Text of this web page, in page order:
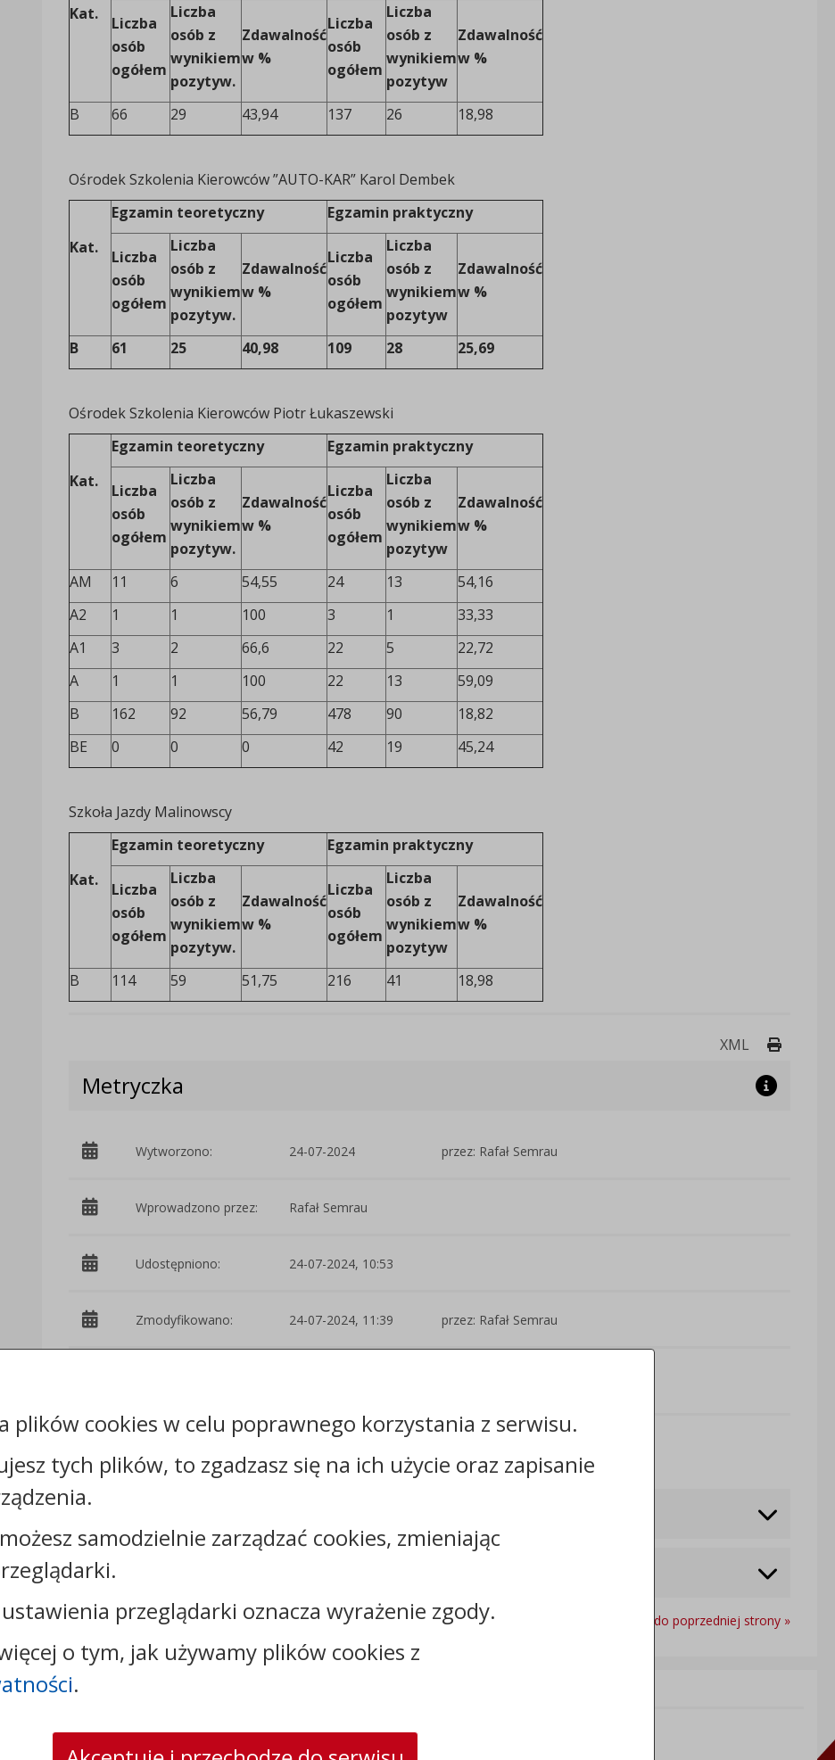
Kat.
Liczba
osób
ogółem
Liczba
osób z
wynikiem
pozytyw.
Zdawalność
w %
Liczba
osób
ogółem
Liczba
osób z
wynikiem
pozytyw
Zdawalność
w %
B 66 29 43,94 137 26 18,98
Ośrodek Szkolenia Kierowców ”AUTO-KAR” Karol Dembek
Kat.
Egzamin teoretyczny Egzamin praktyczny
Liczba
osób
ogółem
Liczba
osób z
wynikiem
pozytyw.
Zdawalność
w %
Liczba
osób
ogółem
Liczba
osób z
wynikiem
pozytyw
Zdawalność
w %
B 61 25 40,98 109 28 25,69
Ośrodek Szkolenia Kierowców Piotr Łukaszewski
Kat.
Egzamin teoretyczny Egzamin praktyczny
Liczba
osób
ogółem
Liczba
osób z
wynikiem
pozytyw.
Zdawalność
w %
Liczba
osób
ogółem
Liczba
osób z
wynikiem
pozytyw
Zdawalność
w %
AM 11 6 54,55 24 13
54,16
A2
1 1 100 3 1
33,33
A1
3 2 66,6 22 5
22,72
A
1 1 100 22 13
59,09
B
162 92 56,79 478 90
18,82
BE
0 0 0 42 19 45,24
Szkoła Jazdy Malinowscy
Kat.
Egzamin teoretyczny Egzamin praktyczny
Liczba
osób
ogółem
Liczba
osób z
wynikiem
pozytyw.
Zdawalność
w %
Liczba
osób
ogółem
Liczba
osób z
wynikiem
pozytyw
Zdawalność
w %
B 114 59 51,75 216 41 18,98
XML Drukuj
Metryczka
Wytworzono: 24-07-2024 przez: Rafał Semrau
Wprowadzono przez: Rafał Semrau
Udostępniono: 24-07-2024, 10:53
Zmodyfikowano: 24-07-2024, 11:39 przez: Rafał Semrau
udostępniający:
Starostwo
Powiatowe w Świeciu
Załączniki
Rejestr zmian
Powrót do poprzedniej strony »
Kontakt:
tel.:+48525683100
faks: +48525683102
plików cookies w celu poprawnego korzystania z serwisu.
tych plików, to zgadzasz się na ich użycie oraz zapisanie
samodzielnie zarządzać cookies, zmieniając
przeglądarki oznacza wyrażenie zgody.
o tym, jak używamy plików cookies z
.